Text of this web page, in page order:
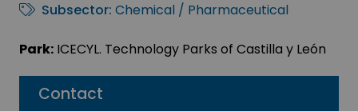
Contact
Subsector: Chemical / Pharmaceutical
Park: ICECYL. Technology Parks of Castilla y León